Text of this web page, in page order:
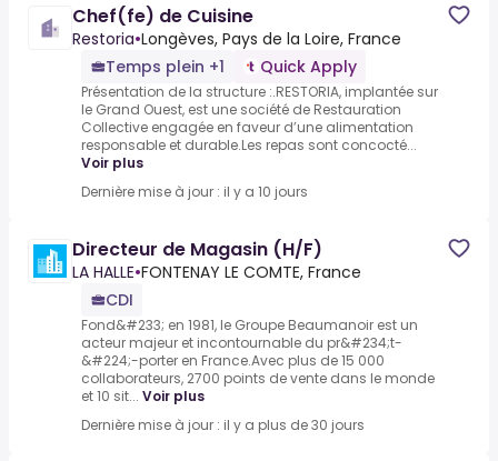
Chef(fe) de Cuisine
Restoria•Longèves, Pays de la Loire, France
Temps plein +1
Quick Apply
Présentation de la structure :.RESTORIA, implantée sur
le Grand Ouest, est une société de Restauration
Collective engagée en faveur d’une alimentation
responsable et durable.Les repas sont concocté...
Voir plus
Dernière mise à jour : il y a 10 jours
Directeur de Magasin (H/F)
LA HALLE•FONTENAY LE COMTE, France
CDI
Fond&#233; en 1981, le Groupe Beaumanoir est un
acteur majeur et incontournable du pr&#234;t-
&#224;-porter en France.Avec plus de 15 000
collaborateurs, 2700 points de vente dans le monde
et 10 sit... Voir plus
Dernière mise à jour : il y a plus de 30 jours